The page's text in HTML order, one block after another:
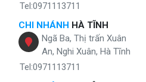
Tel:0971113711
CHI NHÁNH HÀ TĨNH
Ngã Ba, Thị trấn Xuân
An, Nghi Xuân, Hà Tĩnh
Tel:0971113711